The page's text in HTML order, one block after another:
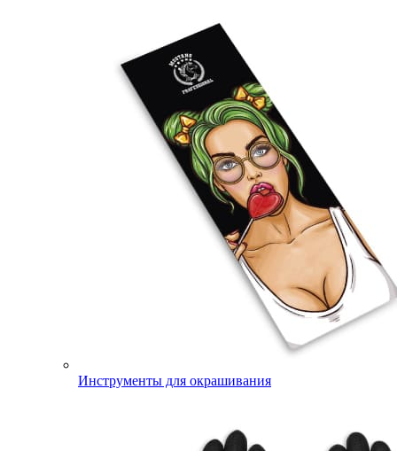
Инструменты для окрашивания